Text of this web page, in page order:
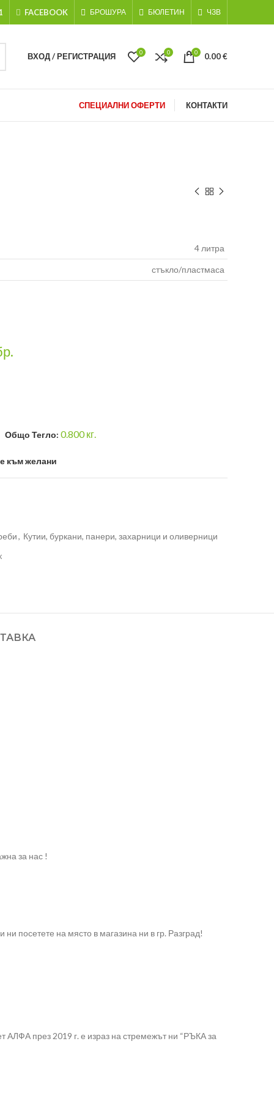
FACEBOOK БРОШУРА БЮЛЕТИН ЧЗВ
ВХОД / РЕГИСТРАЦИЯ 0 0 0 0.00€
СПЕЦИАЛНИ ОФЕРТИ КОНТАКТИ
4 литра
стъкло/пластмаса
Общо Тегло: 0.800кг.
към желани
, Кутии, буркани, панери, захарници и оливерници
за нас !
посетете на място в магазина ни в гр. Разград!
АЛФА през 2019 г. е израз на стремежът ни “РЪКА за